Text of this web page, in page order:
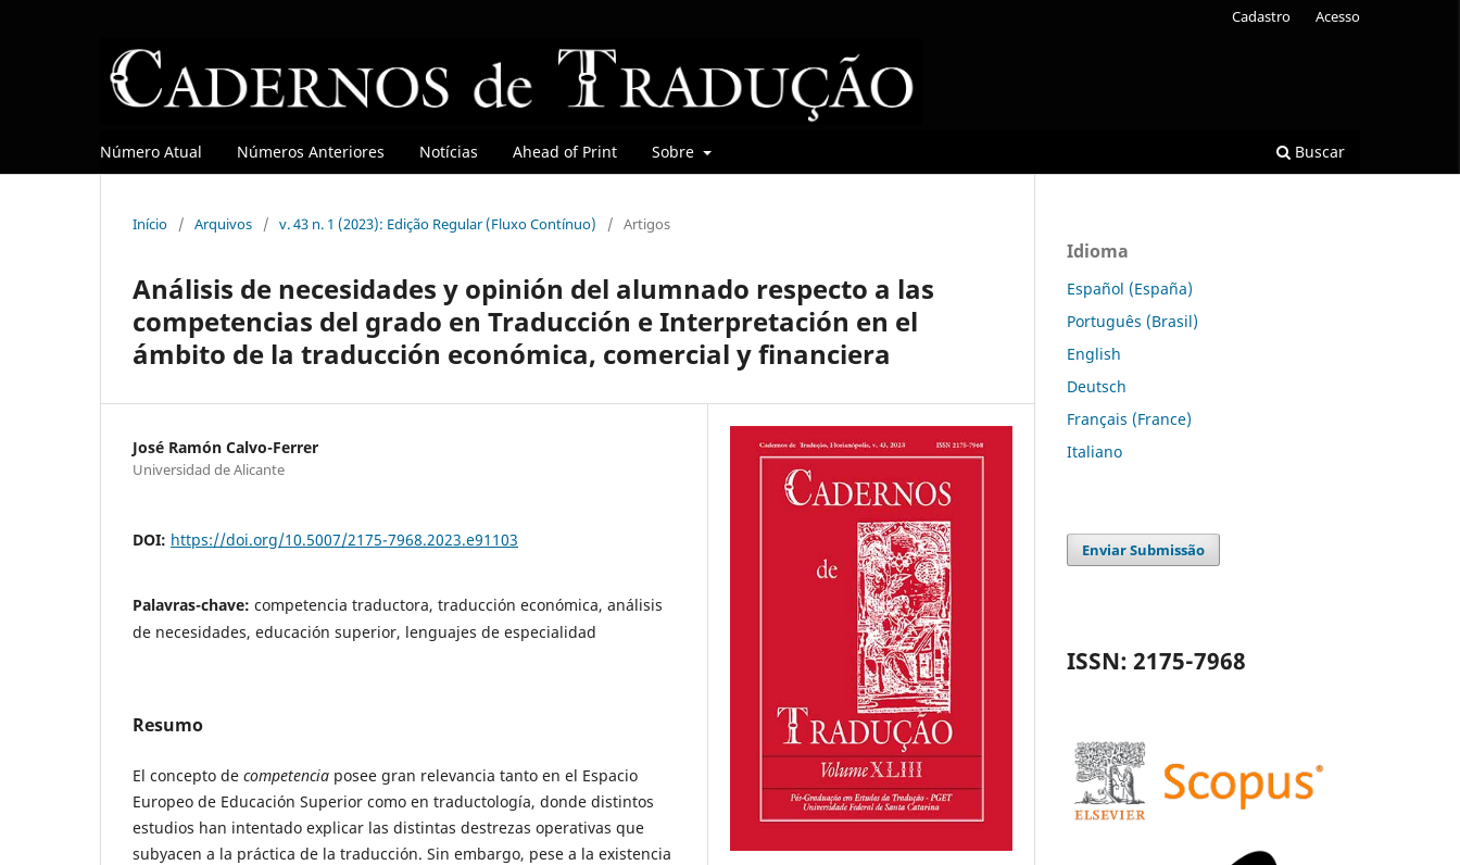
Número Atual Números Anteriores Notícias Ahead of Print Sobre Buscar
Cadastro Acesso
Início / Arquivos / v. 43 n. 1 (2023): Edição Regular (Fluxo Contínuo) / Artigos
Análisis de necesidades y opinión del alumnado respecto a las
competencias del grado en Traducción e Interpretación en el
ámbito de la traducción económica, comercial y financiera
José Ramón Calvo-Ferrer
Universidad de Alicante
DOI: https://doi.org/10.5007/2175-7968.2023.e91103
Palavras-chave: competencia traductora, traducción económica, análisis
de necesidades, educación superior, lenguajes de especialidad
Resumo
El concepto de competencia posee gran relevancia tanto en el Espacio
Europeo de Educación Superior como en traductología, donde distintos
estudios han intentado explicar las distintas destrezas operativas que
subyacen a la práctica de la traducción. Sin embargo, pese a la existencia
Idioma
Español (España)
Português (Brasil)
English
Deutsch
Français (France)
Italiano
Enviar Submissão
ISSN: 2175-7968